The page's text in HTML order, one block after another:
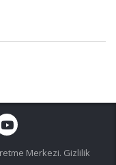
Merkezi. Gizlilik